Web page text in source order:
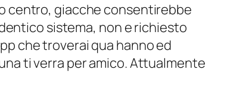
centro, giacche consentirebbe
sistema, non e richiesto
che troverai qua hanno ed
ti verra per amico. Attualmente